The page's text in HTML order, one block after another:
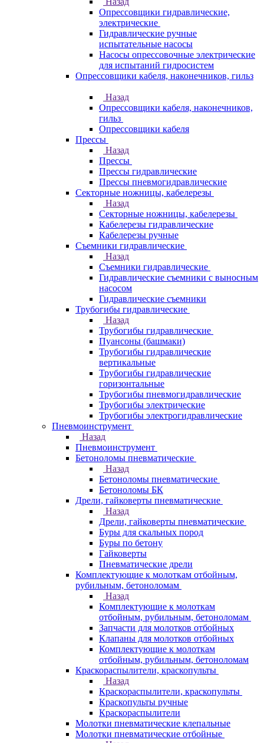
Опрессовщики гидравлические,
электрические
Гидравлические ручные
испытательные насосы
Насосы опрессовочные электрические
для испытаний гидросистем
Опрессовщики кабеля, наконечников, гильз
Назад
Опрессовщики кабеля, наконечников,
гильз
Опрессовщики кабеля
Прессы
Назад
Прессы
Прессы гидравлические
Прессы пневмогидравлические
Секторные ножницы, кабелерезы
Назад
Секторные ножницы, кабелерезы
Кабелерезы гидравлические
Кабелерезы ручные
Съемники гидравлические
Назад
Съемники гидравлические
Гидравлические cъемники с выносным
насосом
Гидравлические съемники
Трубогибы гидравлические
Назад
Трубогибы гидравлические
Пуансоны (башмаки)
Трубогибы гидравлические
вертикальные
Трубогибы гидравлические
горизонтальные
Трубогибы пневмогидравлические
Трубогибы электрические
Трубогибы электрогидравлические
Пневмоинструмент
Назад
Пневмоинструмент
Бетоноломы пневматические
Назад
Бетоноломы пневматические
Бетоноломы БК
Дрели, гайковерты пневматические
Назад
Дрели, гайковерты пневматические
Буры для скальных пород
Буры по бетону
Гайковерты
Пневматические дрели
Комплектующие к молоткам отбойным,
рубильным, бетоноломам
Назад
Комплектующие к молоткам
отбойным, рубильным, бетоноломам
Запчасти для молотков отбойных
Клапаны для молотков отбойных
Комплектующие к молоткам
отбойным, рубильным, бетоноломам
Краскораспылители, краскопульты
Назад
Краскораспылители, краскопульты
Краскопульты ручные
Краскораспылители
Молотки пневматические клепальные
Молотки пневматические отбойные